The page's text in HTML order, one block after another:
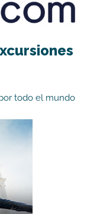
todo el mundo